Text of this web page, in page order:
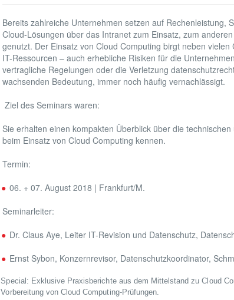
Bereits zahlreiche Unternehmen setzen auf
Cloud-Lösungen über das Intranet zum Einsatz, zum
genutzt. Der Einsatz von Cloud Computing birgt neben
IT-Ressourcen – auch erhebliche Risiken für die
vertragliche Regelungen oder die Verletzung
wachsenden Bedeutung, immer noch häufig vernachlässigt.
Ziel des Seminars waren:
Sie erhalten einen kompakten Überblick über die
beim Einsatz von Cloud Computing kennen.
Termin:
06. + 07. August 2018 | Frankfurt/M.
Seminarleiter:
Dr. Claus Aye, Leiter IT-Revision und Datenschutz,
Ernst Sybon, Konzernrevisor, Datenschutzkoordinator,
Special: Exklusive Praxisberichte aus dem Mittelstand zu Cloud
Vorbereitung von Cloud Computing-Prüfungen.